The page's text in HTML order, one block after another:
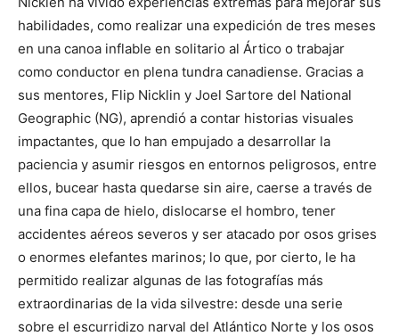
habilidades, como realizar una expedición de tres meses
en una canoa inflable en solitario al Ártico o trabajar
como conductor en plena tundra canadiense. Gracias a
sus mentores, Flip Nicklin y Joel Sartore del National
Geographic (NG), aprendió a contar historias visuales
impactantes, que lo han empujado a desarrollar la
paciencia y asumir riesgos en entornos peligrosos, entre
ellos, bucear hasta quedarse sin aire, caerse a través de
una fina capa de hielo, dislocarse el hombro, tener
accidentes aéreos severos y ser atacado por osos grises
o enormes elefantes marinos; lo que, por cierto, le ha
permitido realizar algunas de las fotografías más
extraordinarias de la vida silvestre: desde una serie
sobre el escurridizo narval del Atlántico Norte y los osos